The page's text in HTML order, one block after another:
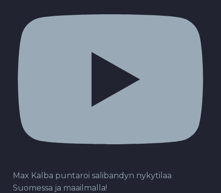
Max Kalba puntaroi salibandyn nykytilaa
Suomessa ja maailmalla!